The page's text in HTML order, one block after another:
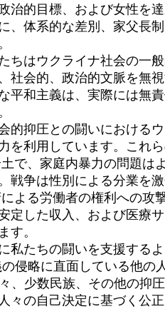
治的目標、および女性を
、体系的な差別、家父長
はウクライナ社会の一
社会的、政治的文脈を無
平和主義は、実際には無
抑圧との闘いにおける
を利用しています。これ
で、家庭内暴力の問題
戦争は性別による分業を
よる労働者の権利への
定した収入、および医療
す。
たちの闘いを支援する
侵略に直面している他
、少数民族、その他の
々の自己決定に基づく公正